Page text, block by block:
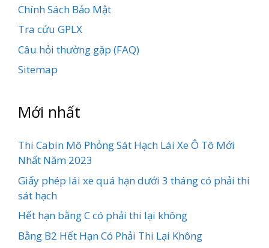
Chính Sách Bảo Mật
Tra cứu GPLX
Câu hỏi thường gặp (FAQ)
Sitemap
Mới nhất
Thi Cabin Mô Phỏng Sát Hạch Lái Xe Ô Tô Mới
Nhất Năm 2023
Giấy phép lái xe quá hạn dưới 3 tháng có phải thi
sát hạch
Hết hạn bằng C có phải thi lại không
Bằng B2 Hết Hạn Có Phải Thi Lại Không